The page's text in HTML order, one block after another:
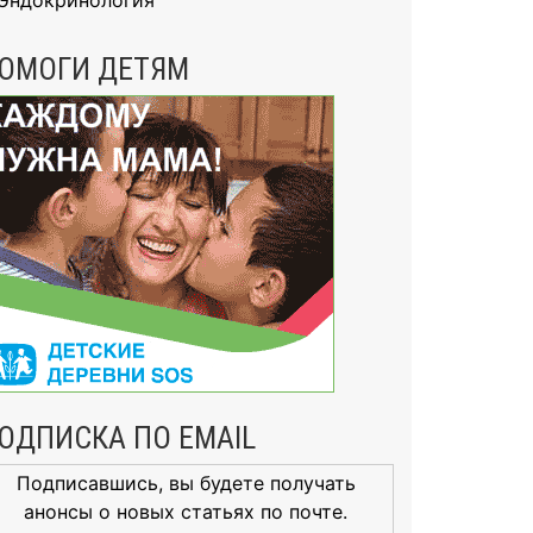
ДЕТЯМ
ПО EMAIL
Подписавшись, вы будете получать
анонсы о новых статьях по почте.